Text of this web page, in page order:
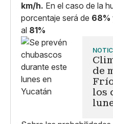
km/h. En el caso de la
porcentaje será de 68%
al 81%
de
los